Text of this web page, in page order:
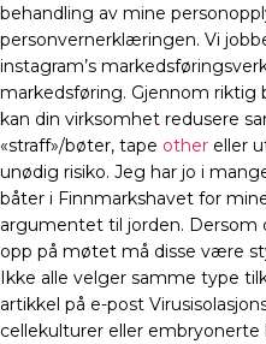
behandling av mine
personvernerklæringen. Vi
instagram’s
markedsføring. Gjennom riktig
kan din virksomhet redusere
«straff»/bøter, tape other eller
unødig risiko. Jeg har jo i
båter i Finnmarkshavet for
argumentet til jorden. Dersom
opp på møtet må disse være
Ikke alle velger samme type
artikkel på e-post
cellekulturer eller